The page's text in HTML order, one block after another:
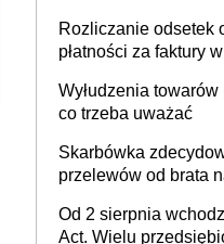
Rozliczanie odsetek
płatności za faktury
Wyłudzenia
co trzeba uważać
Skarbówka
przelewów od brata
darowizna, ale
Od 2 sierpnia
Act. Wielu